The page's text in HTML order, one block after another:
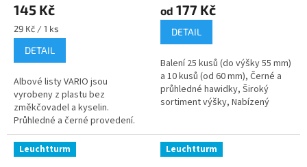
145 Kč
Měrná
cena:
29 Kč / 1 ks
DETAIL
Albové listy VARIO jsou
vyrobeny z plastu bez
změkčovadel a kyselin.
Průhledné a černé provedení.
Vhodné pro všechny kroužkové
albové desky VARIO. Různé
dělení přihrádek....
od 177 Kč
DETAIL
Balení 25 kusů (do výšky 55 mm)
a 10 kusů (od 60 mm), Černé a
průhledné hawidky, Široký
sortiment výšky, Nabízený
Leuchtturm Leuchtturm